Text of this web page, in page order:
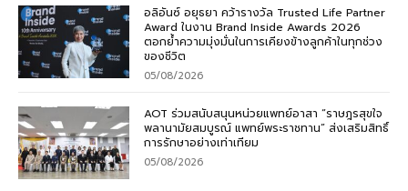
อลิอันซ์ อยุธยา คว้ารางวัล Trusted Life Partner
Award ในงาน Brand Inside Awards 2026
ตอกย้ำความมุ่งมั่นในการเคียงข้างลูกค้าในทุกช่วง
ของชีวิต
05/08/2026
AOT ร่วมสนับสนุนหน่วยแพทย์อาสา “ราษฎรสุขใจ
พลานามัยสมบูรณ์ แพทย์พระราชทาน” ส่งเสริมสิทธิ์
การรักษาอย่างเท่าเทียม
05/08/2026